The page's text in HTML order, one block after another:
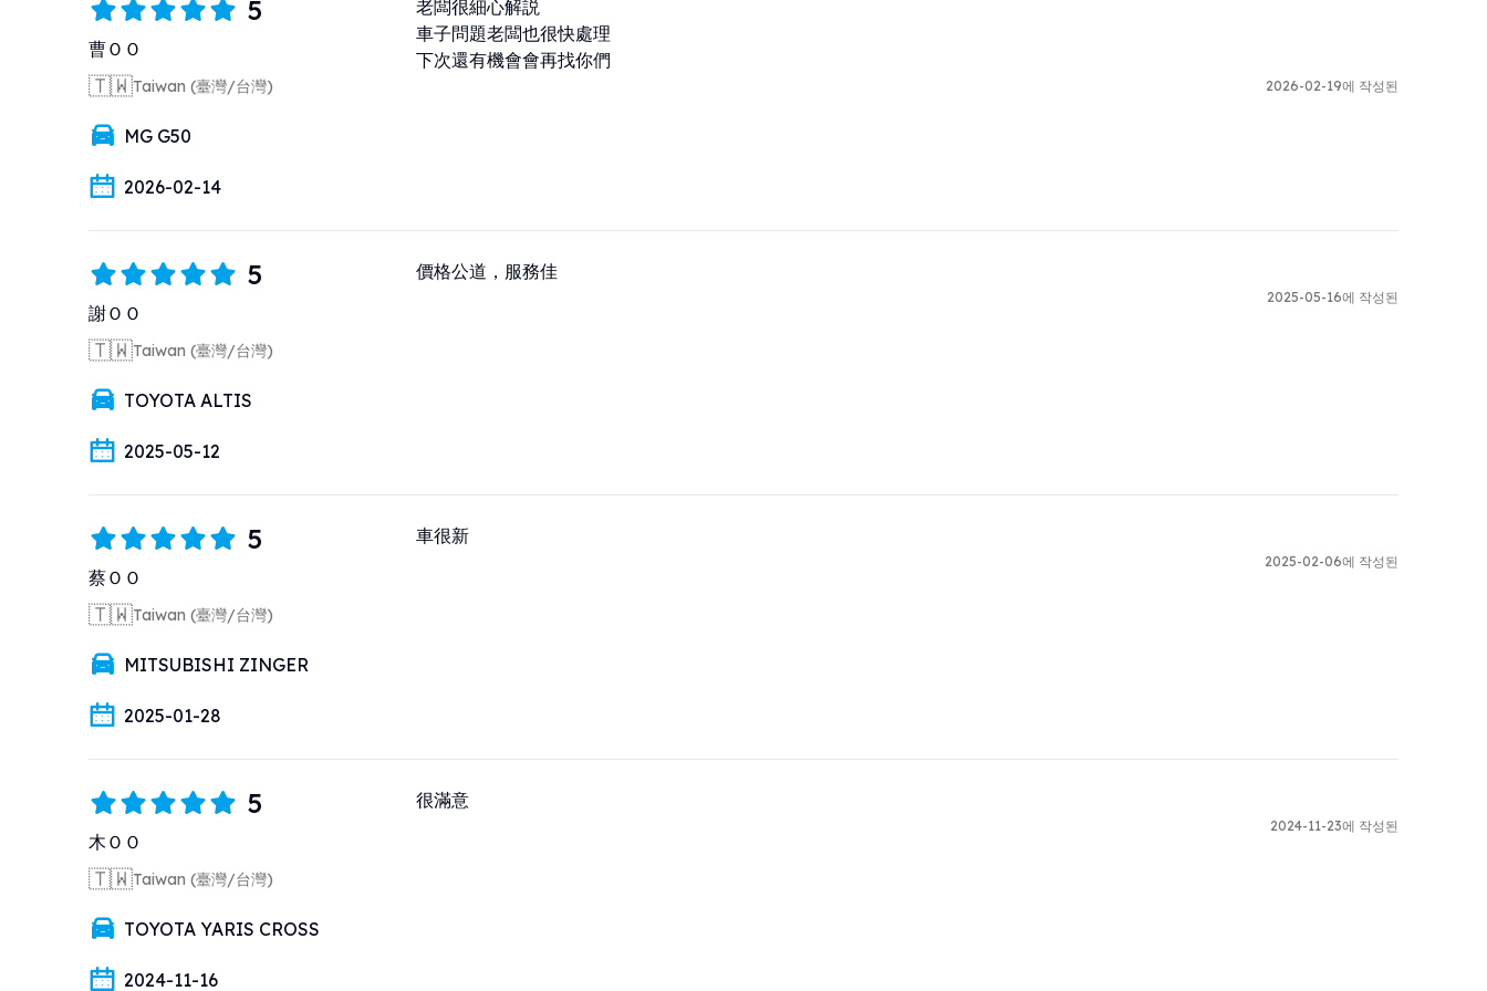
5
曹ＯＯ
🇹🇼Taiwan (臺灣/台灣)
MG G50
2026-02-14
老闆很細心解説
車子問題老闆也很快處理
下次還有機會會再找你們
2026-02-19에 작성된
5
謝ＯＯ
🇹🇼Taiwan (臺灣/台灣)
TOYOTA ALTIS
2025-05-12
價格公道，服務佳
2025-05-16에 작성된
5
蔡ＯＯ
🇹🇼Taiwan (臺灣/台灣)
MITSUBISHI ZINGER
2025-01-28
車很新
2025-02-06에 작성된
5
木ＯＯ
🇹🇼Taiwan (臺灣/台灣)
TOYOTA YARIS CROSS
2024-11-16
很滿意
2024-11-23에 작성된